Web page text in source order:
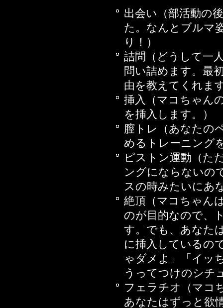
2017年02月10日発
2017年02月03日発
2016年12月30日発
2016年11月18日発
2016年11月04日発
2016年10月28日発
2016年10月21日発
2016年10月07日発
婦編 後編
2016年09月30日発
2016年09月23日発
2016年09月16日発
2016年08月12日発
婦編 前編
2016年07月08日発
2016年07月01日発
2016年06月17日発
2016年06月03日発
2016年05月13日発
2016年04月22日発
2016年03月11日発
出会い（部活動の
た。なんとブルマ
り！）
詰問（どうして一
問い詰めます。最
由を教えてくれま
挿入（マコちゃん
を挿入します。）
膣トレ（あなたの
めるトレーニング
ピストン運動（た
ングにならないの
スの時みたいにあ
絶頂（マコちゃん
のが目的なので、
す。でも、あなた
に挿入しているの
ゃダメよ」「イッ
うってつけのシチ
フェラチオ（マコ
あなたはずっと欲